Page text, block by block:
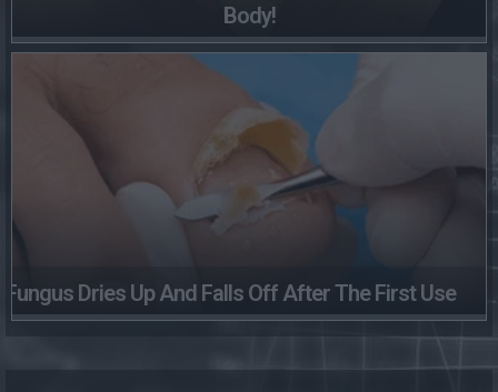
Body!
Fungus Dries Up And Falls Off After The First Use